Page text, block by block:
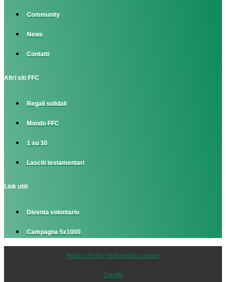
Community
News
Contatti
Altri siti FFC
Regali solidali
Mondo FFC
1 su 30
Lasciti testamentari
Link utili
Diventa volontario
Campagna 5x1000
Privacy Policy | Informativa cookie
Credits